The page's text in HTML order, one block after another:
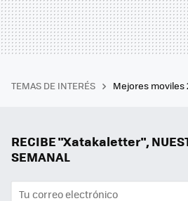
TEMAS DE INTERÉS Mejores moviles
RECIBE "Xatakaletter",
SEMANAL